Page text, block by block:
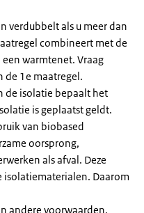
verdubbelt als u meer dan
combineert met de
warmtenet. Vraag
de 1e maatregel.
de isolatie bepaalt het
is geplaatst geldt.
van biobased
oorsprong,
als afval. Deze
isolatiematerialen. Daarom
andere voorwaarden.